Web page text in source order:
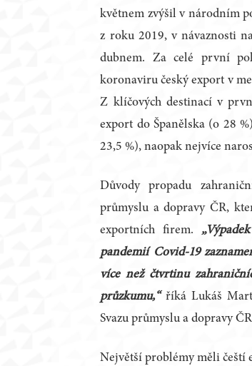
květnem zvýšil v národním
z roku 2019, v návaznosti
dubnem. Za celé první
koronaviru český export v
Z klíčových destinací v
export do Španělska (o 28
23,5 %), naopak nejvíce
Důvody propadu
průmyslu a dopravy ČR,
exportních firem.
pandemií Covid-19
více než čtvrtinu
průzkumu,“říká Lukáš
Svazu průmyslu a dopravy
Největší problémy měli čeští